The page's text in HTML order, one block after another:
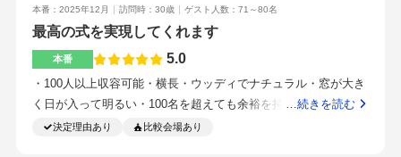
目の前で横断歩道を渡ってすぐに着くのでアクセスは抜群に良
いです！商業施設内にあるのですが、入り口は他の商業施設と
別になっており、少しわかりづらいので式を挙げる際はそこだ
け丁寧に案内してあげられると良いかなと思います。都心にあ
りますが、式場内にテラスもあり、緑も豊富で落ち着かことの
できる場所です。式場選びの条件として、アットホームな式に
りにしっかり金額が入っているため上がり幅も極端に増えすぎ
ることはなかった。試食会に参加し、お料理がとても美味し
い。料理長もひとつひとつの料理を説明してくれるので料理に
対する想いも伝わる。式場までは駅の目の前ということもあり
立地がとてもいい。駅も出口が一つしかないためわかりやす
い。とても丁寧で優しい方々ばかりのイメージ。距離も近くと
ても楽しいアットホームな感じ。アットホームな会場。飾りす
本番：2025年12月 訪問時：30歳 ゲスト人数：71～80名
最高の式を実現してくれます
本番 5.0
・100人以上収容可能・横長・ウッディでナチュラル・窓が大き
く日が入って明るい・100名を超えても余裕を持ったキャパ・窓
が大きく明るい・複数モニターあり・出入り口が2つ・料理（試
…続きを読む
決定理由あり 比較会場あり